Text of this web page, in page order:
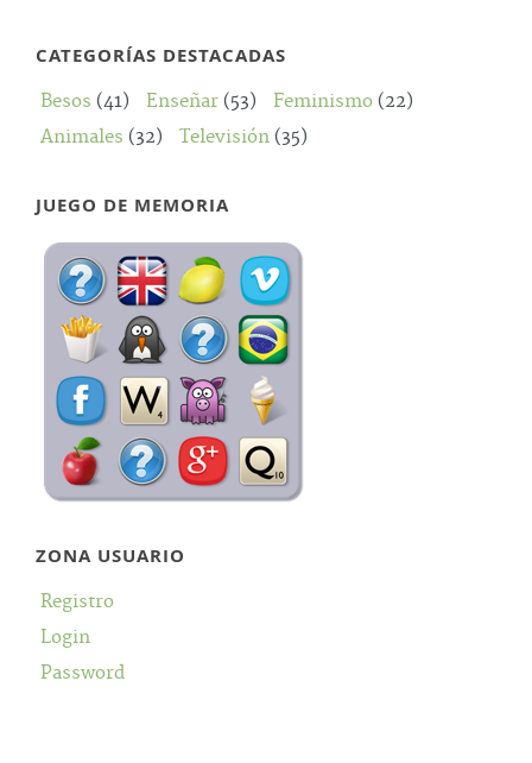
CATEGORÍAS DESTACADAS
Besos (41) Enseñar (53) Feminismo (22)
Animales (32) Televisión (35)
JUEGO DE MEMORIA
ZONA USUARIO
Registro
Login
Password